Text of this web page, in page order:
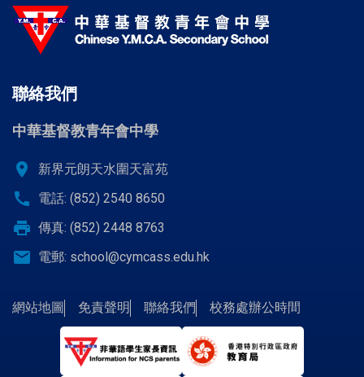
聯絡我們
中華基督教青年會中學
location_on 新界元朗天水圍天富苑
call 電話: (852) 2540 8650
print 傳真: (852) 2448 8763
email 電郵: school@cymcass.edu.hk
網站地圖 免責聲明 聯絡我們 校務處辦公時間